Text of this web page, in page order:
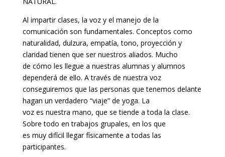
Al impartir clases, la voz y el manejo de la
comunicación son fundamentales. Conceptos como
naturalidad, dulzura, empatía, tono, proyección y
claridad tienen que ser nuestros aliados. Mucho
de cómo les llegue a nuestras alumnas y alumnos
dependerá de ello. A través de nuestra voz
conseguiremos que las personas que tenemos delante
hagan un verdadero “viaje” de yoga. La
voz es nuestra mano, que se tiende a toda la clase.
Sobre todo en trabajos grupales, en los que
es muy difícil llegar físicamente a todas las
participantes.